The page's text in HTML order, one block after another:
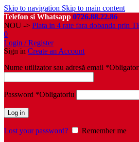
Skip to navigation Skip to main content
Telefon si Whatsapp 0726.88.22.86
NOU -> Plata in 4 rate fara dobanda prin
0
Login / Register
Sign in Create an Account
Nume utilizator sau adresă email *
Password *Obligatoriu
Log in
Lost your password?
Remember me